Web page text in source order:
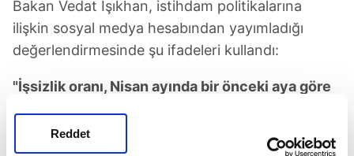
Reddet
Bakan Vedat Işıkhan, istihdam politikalarına
ilişkin sosyal medya hesabından yayımladığı
değerlendirmesinde şu ifadeleri kullandı:
"İşsizlik oranı, Nisan ayında bir önceki aya göre
göre ise 0,5 puan azalarak %8,2 olarak
gerçekleşti. Böylelikle 36 aydır tek haneli